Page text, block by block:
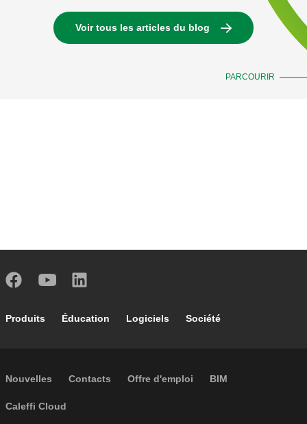
PARCOURIR
Voir tous les articles du blog
Footer main navigation
Produits Éducation Logiciels Société
Footer secondary navigation
Nouvelles Contacts Offre d'emploi BIM
Caleffi Cloud